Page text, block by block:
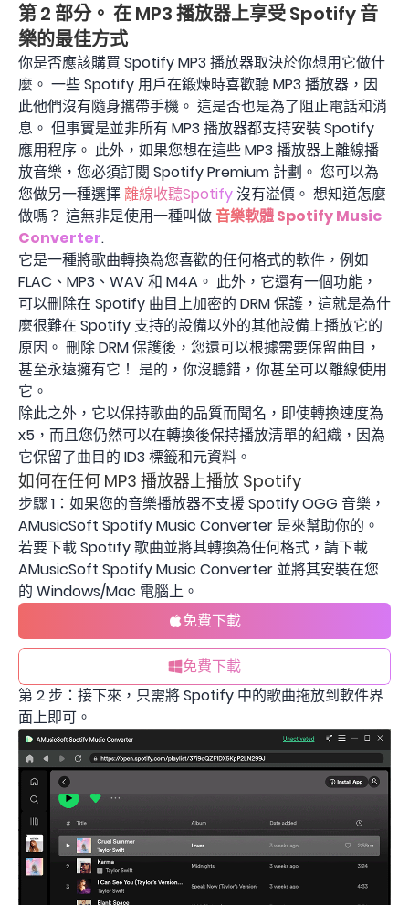
第 2 部分。 在 MP3 播放器上享受 Spotify 音
樂的最佳方式
你是否應該購買 Spotify MP3 播放器取決於你想用它做什
麼。 一些 Spotify 用戶在鍛煉時喜歡聽 MP3 播放器，因
此他們沒有隨身攜帶手機。 這是否也是為了阻止電話和消
息。 但事實是並非所有 MP3 播放器都支持安裝 Spotify
應用程序。 此外，如果您想在這些 MP3 播放器上離線播
放音樂，您必須訂閱 Spotify Premium 計劃。 您可以為
您做另一種選擇離線收聽Spotify沒有溢價。 想知道怎麼
做嗎？ 這無非是使用一種叫做 音樂軟體 Spotify Music
Converter.
它是一種將歌曲轉換為您喜歡的任何格式的軟件，例如
FLAC、MP3、WAV 和 M4A。 此外，它還有一個功能，
可以刪除在 Spotify 曲目上加密的 DRM 保護，這就是為什
麼很難在 Spotify 支持的設備以外的其他設備上播放它的
原因。 刪除 DRM 保護後，您還可以根據需要保留曲目，
甚至永遠擁有它！ 是的，你沒聽錯，你甚至可以離線使用
它。
除此之外，它以保持歌曲的品質而聞名，即使轉換速度為
x5，而且您仍然可以在轉換後保持播放清單的組織，因為
它保留了曲目的 ID3 標籤和元資料。
如何在任何 MP3 播放器上播放 Spotify
步驟 1：如果您的音樂播放器不支援 Spotify OGG 音樂，
AMusicSoft Spotify Music Converter 是來幫助你的。
若要下載 Spotify 歌曲並將其轉換為任何格式，請下載
AMusicSoft Spotify Music Converter 並將其安裝在您
的 Windows/Mac 電腦上。
免費下載
免費下載
第 2 步：接下來，只需將 Spotify 中的歌曲拖放到軟件界
面上即可。